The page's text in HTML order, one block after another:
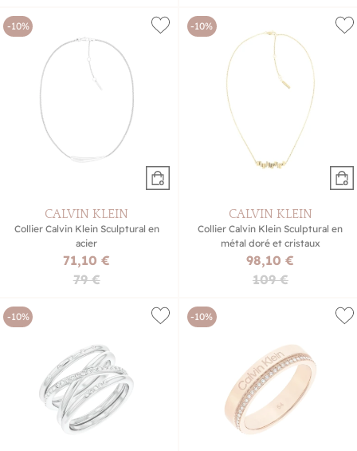
-10%
CALVIN KLEIN
Collier Calvin Klein Sculptural en
acier
71,10 €
79 €
-10%
CALVIN KLEIN
Collier Calvin Klein Sculptural en
métal doré et cristaux
98,10 €
109 €
-10% -10%